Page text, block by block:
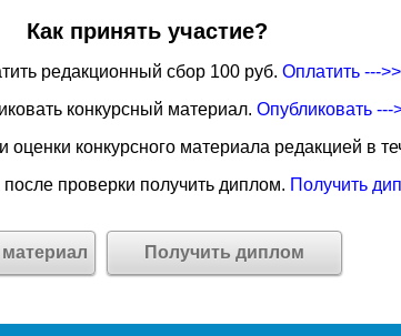
Как принять участие?
редакционный сбор 100 руб. Оплатить ---
конкурсный материал. Опубликовать ---
оценки конкурсного материала редакцией в
проверки получить диплом. Получить
Получить диплом